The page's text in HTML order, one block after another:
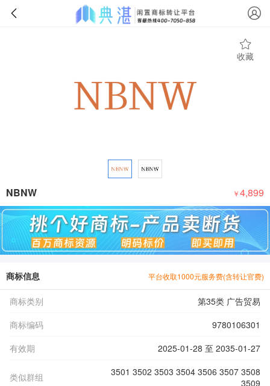
收藏
NBNW ￥4,899
商标信息 平台收取1000元服务费(含转让官费)
商标类别
第35类 广告贸易
商标编码
9780106301
有效期
2025-01-28 至 2035-01-27
类似群组
3501 3502 3503 3504 3506 3507 3508
3509